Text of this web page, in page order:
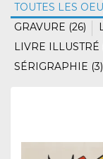
TOUTES LES
GRAVURE (26)
LIVRE ILLUSTRÉ
SÉRIGRAPHIE (3)